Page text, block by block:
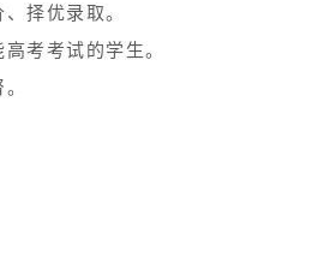
择优录取。
考考试的学生。